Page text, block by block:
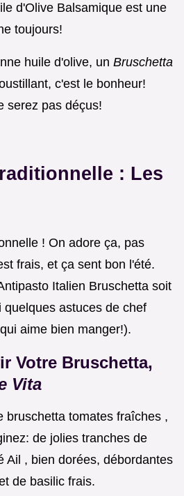
d'Olive Balsamique est une
toujours!
huile d'olive, un Bruschetta
c'est le bonheur!
serez pas déçus!
: Les
! On adore ça, pas
frais, et ça sent bon l'été.
Italien Bruschetta soit
astuces de chef
aime bien manger!).
Votre Bruschetta,
Vita
bruschetta tomates fraîches ,
de jolies tranches de
Ail , bien dorées, débordantes
de basilic frais.